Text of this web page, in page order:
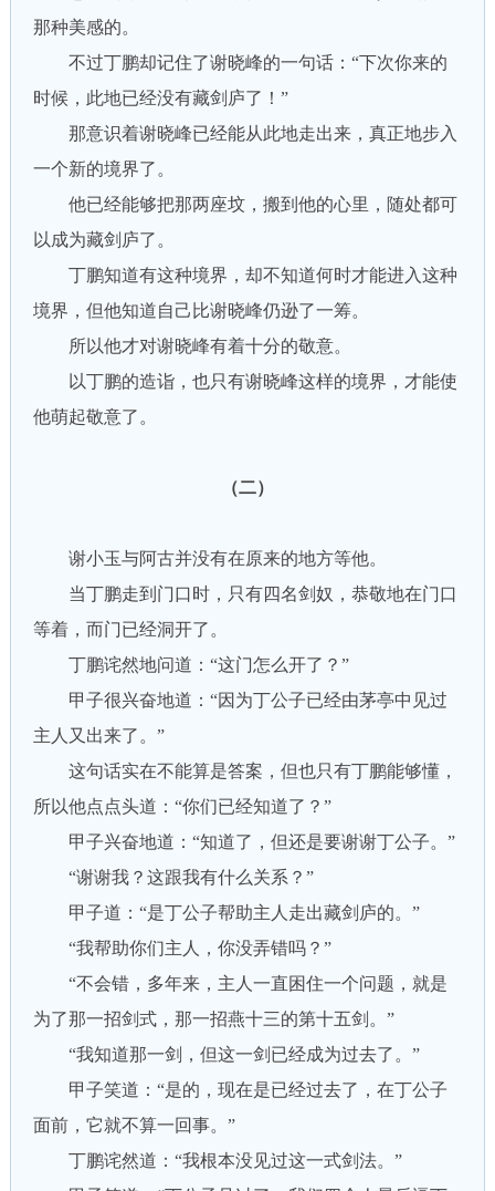
那种美感的。
不过丁鹏却记住了谢晓峰的一句话：“下次你来的
时候，此地已经没有藏剑庐了！”
那意识着谢晓峰已经能从此地走出来，真正地步入
一个新的境界了。
他已经能够把那两座坟，搬到他的心里，随处都可
以成为藏剑庐了。
丁鹏知道有这种境界，却不知道何时才能进入这种
境界，但他知道自己比谢晓峰仍逊了一筹。
所以他才对谢晓峰有着十分的敬意。
以丁鹏的造诣，也只有谢晓峰这样的境界，才能使
他萌起敬意了。
（二）
谢小玉与阿古并没有在原来的地方等他。
当丁鹏走到门口时，只有四名剑奴，恭敬地在门口
等着，而门已经洞开了。
丁鹏诧然地问道：“这门怎么开了？”
甲子很兴奋地道：“因为丁公子已经由茅亭中见过
主人又出来了。”
这句话实在不能算是答案，但也只有丁鹏能够懂，
所以他点点头道：“你们已经知道了？”
甲子兴奋地道：“知道了，但还是要谢谢丁公子。”
“谢谢我？这跟我有什么关系？”
甲子道：“是丁公子帮助主人走出藏剑庐的。”
“我帮助你们主人，你没弄错吗？”
“不会错，多年来，主人一直困住一个问题，就是
为了那一招剑式，那一招燕十三的第十五剑。”
“我知道那一剑，但这一剑已经成为过去了。”
甲子笑道：“是的，现在是已经过去了，在丁公子
面前，它就不算一回事。”
丁鹏诧然道：“我根本没见过这一式剑法。”